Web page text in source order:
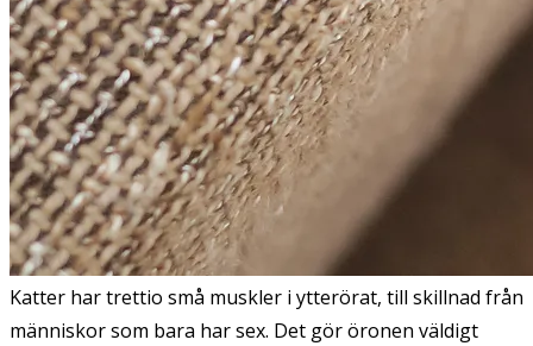
Katter har trettio små muskler i ytterörat, till skillnad från
människor som bara har sex. Det gör öronen väldigt